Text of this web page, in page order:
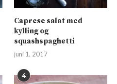
Caprese salat med
kylling og
squashspaghetti
juni 1, 2017
4